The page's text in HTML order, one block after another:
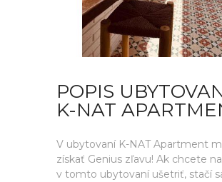
POPIS
K-NAT
V ubytovaní K-NAT Apartment
získať Genius zľavu! Ak chcete
v tomto ubytovaní ušetriť, stačí